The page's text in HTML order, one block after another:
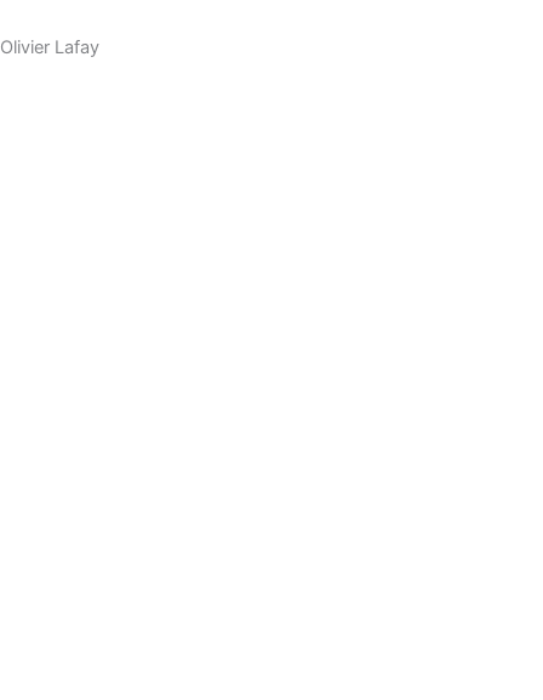
Olivier Lafay